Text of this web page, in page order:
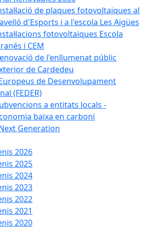
de plaques fotovoltaiques al
d'Esports i a l'escola Les Aigües
fotovoltaiques Escola
i CEM
de l'enllumenat públic
de Cardedeu
de Desenvolupament
(FEDER)
a entitats locals -
baixa en carboni
Generation
2026
2025
2024
2023
2022
2021
2020